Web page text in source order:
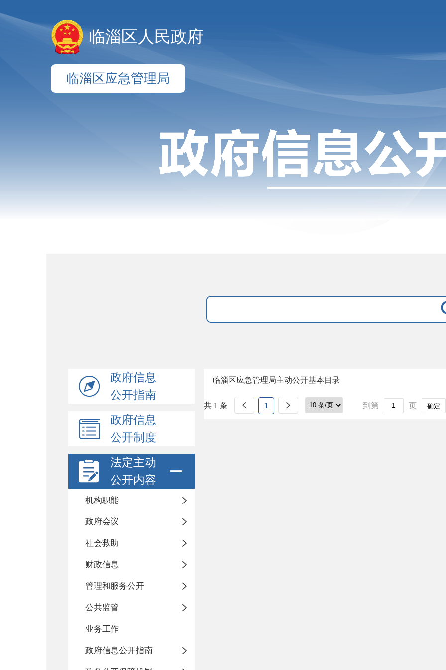
临淄区人民政府
临淄区应急管理局
政府信息
公开指南
政府信息
公开制度
法定主动
公开内容
机构职能
政府会议
社会救助
财政信息
管理和服务公开
公共监管
业务工作
政府信息公开指南
临淄区应急管理局主动公开基本目录
共 1 条 1 到第 页 确定